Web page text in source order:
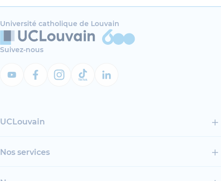
Université catholique de Louvain
Suivez-nous
UCLouvain
Nos services